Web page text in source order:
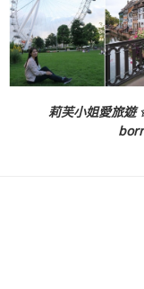
莉芙小姐愛旅遊